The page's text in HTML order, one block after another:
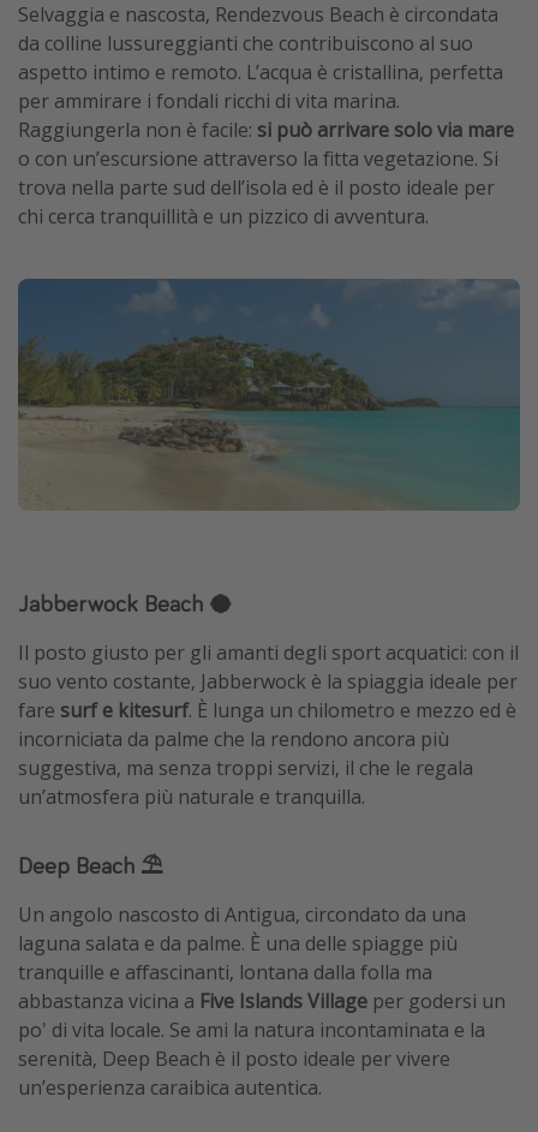
Selvaggia e nascosta, Rendezvous Beach è circondata
da colline lussureggianti che contribuiscono al suo
aspetto intimo e remoto. L’acqua è cristallina, perfetta
per ammirare i fondali ricchi di vita marina.
Raggiungerla non è facile: si può arrivare solo via mare
o con un’escursione attraverso la fitta vegetazione. Si
trova nella parte sud dell’isola ed è il posto ideale per
chi cerca tranquillità e un pizzico di avventura.
Jabberwock Beach 🥥
Il posto giusto per gli amanti degli sport acquatici: con il
suo vento costante, Jabberwock è la spiaggia ideale per
fare surf e kitesurf. È lunga un chilometro e mezzo ed è
incorniciata da palme che la rendono ancora più
suggestiva, ma senza troppi servizi, il che le regala
un’atmosfera più naturale e tranquilla.
Deep Beach ⛱️
Un angolo nascosto di Antigua, circondato da una
laguna salata e da palme. È una delle spiagge più
tranquille e affascinanti, lontana dalla folla ma
abbastanza vicina a Five Islands Village per godersi un
po' di vita locale. Se ami la natura incontaminata e la
serenità, Deep Beach è il posto ideale per vivere
un’esperienza caraibica autentica.